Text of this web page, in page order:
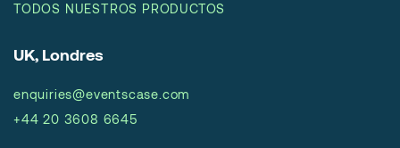
TODOS NUESTROS PRODUCTOS
UK, Londres
enquiries@eventscase.com
+44 20 3608 6645